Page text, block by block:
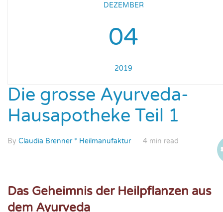
DEZEMBER
04
2019
Die grosse Ayurveda-
Hausapotheke Teil 1
By Claudia Brenner * Heilmanufaktur 4 min read
Das Geheimnis der Heilpflanzen aus
dem Ayurveda